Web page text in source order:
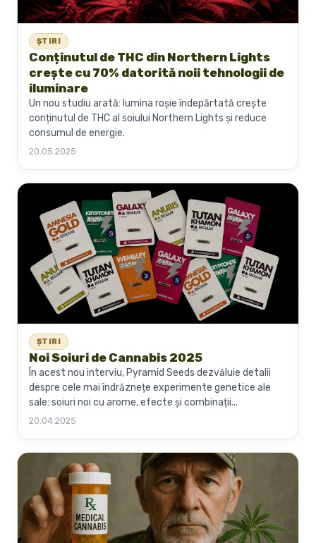
ȘTIRI
Conținutul de THC din Northern Lights
crește cu 70% datorită noii tehnologii de
iluminare
Un nou studiu arată: lumina roșie îndepărtată crește
conținutul de THC al soiului Northern Lights și reduce
consumul de energie.
20.05.2025
ȘTIRI
Noi Soiuri de Cannabis 2025
În acest nou interviu, Pyramid Seeds dezvăluie detalii
despre cele mai îndrăznețe experimente genetice ale
sale: soiuri noi cu arome, efecte și combinații...
20.04.2025